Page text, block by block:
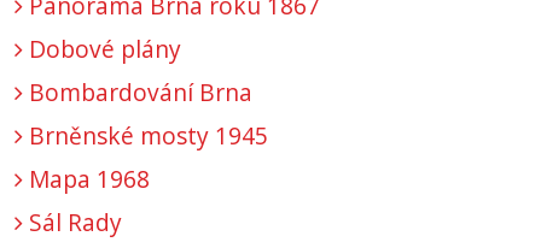
Dobové plány
Bombardování Brna
Brněnské mosty 1945
Mapa 1968
Sál Rady